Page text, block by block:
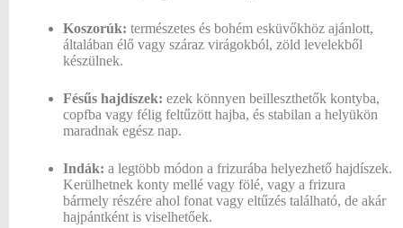
Koszorúk: természetes és bohém esküvőkhöz ajánlott,
általában élő vagy száraz virágokból, zöld levelekből
készülnek.
Fésűs hajdíszek: ezek könnyen beilleszthetők kontyba,
copfba vagy félig feltűzött hajba, és stabilan a helyükön
maradnak egész nap.
Indák: a legtöbb módon a frizurába helyezhető hajdíszek.
Kerülhetnek konty mellé vagy fölé, vagy a frizura
bármely részére ahol fonat vagy eltűzés található, de akár
hajpántként is viselhetőek.